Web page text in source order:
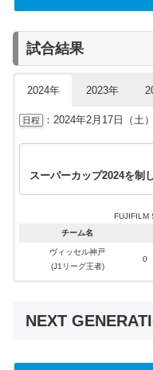
試合結果
2024年 2023年
日程 ：2024年2月17日（
スーパーカップ2024を制
チーム名
ヴィッセル神戸
(J1リーグ王者)
0
NEXT